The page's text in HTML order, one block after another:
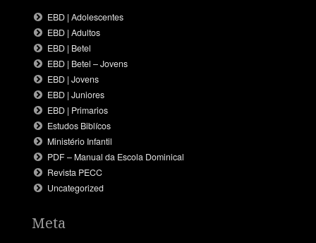
EBD | Adolescentes
EBD | Adultos
EBD | Betel
EBD | Betel – Jovens
EBD | Jovens
EBD | Juniores
EBD | Primarios
Estudos Biblícos
Ministério Infantil
PDF – Manual da Escola Dominical
Revista PECC
Uncategorized
Meta